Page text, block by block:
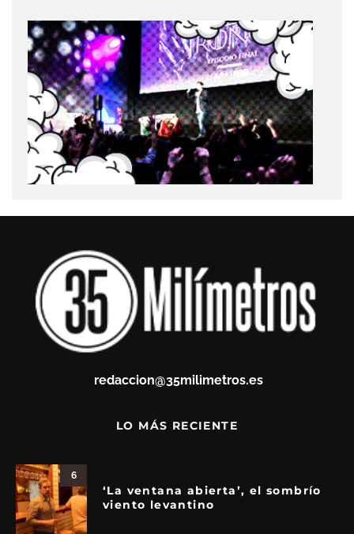
redaccion@35milimetros.es
LO MÁS RECIENTE
6
‘La ventana abierta’, el sombrío
viento levantino